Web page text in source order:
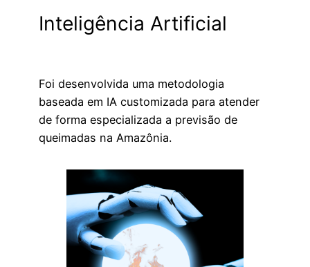
Inteligência Artificial
Foi desenvolvida uma metodologia
baseada em IA customizada para atender
de forma especializada a previsão de
queimadas na Amazônia.